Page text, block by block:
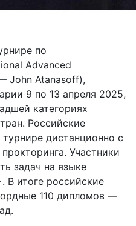
по
Advanced
John Atanasoff),
9 по 13 апреля 2025,
категориях
Российские
дистанционно с
Участники
задач на языке
В итоге российские
110 дипломов —